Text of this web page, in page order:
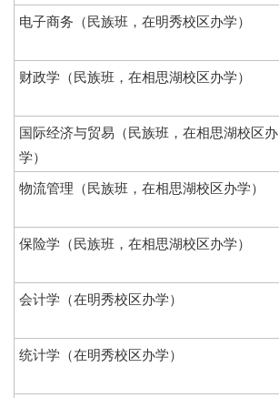
电子商务（民族班，在明秀校区办学）
财政学（民族班，在相思湖校区办学）
国际经济与贸易（民族班，在相思湖校区办
学）
物流管理（民族班，在相思湖校区办学）
保险学（民族班，在相思湖校区办学）
会计学（在明秀校区办学）
统计学（在明秀校区办学）